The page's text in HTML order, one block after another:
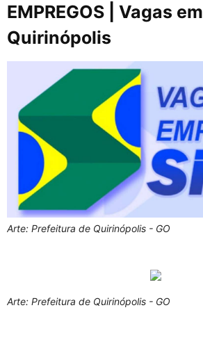
EMPREGOS | Vagas em
Quirinópolis
Arte: Prefeitura de Quirinópolis - GO
Arte: Prefeitura de Quirinópolis - GO